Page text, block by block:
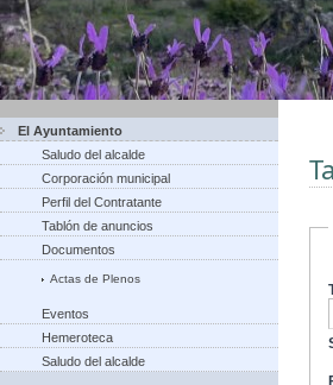
El Ayuntamiento
Saludo del alcalde
Corporación municipal
Perfil del Contratante
Tablón de anuncios
Documentos
Actas de Plenos
Eventos
Hemeroteca
Saludo del alcalde